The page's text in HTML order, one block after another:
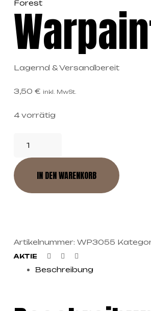
Lagernd & Versandbereit
3,50 € inkl. MwSt.
4 vorrätig
IN DEN WARENKORB
Artikelnummer: WP3055
AKTIE Facebook
Twitter
Beschreibung